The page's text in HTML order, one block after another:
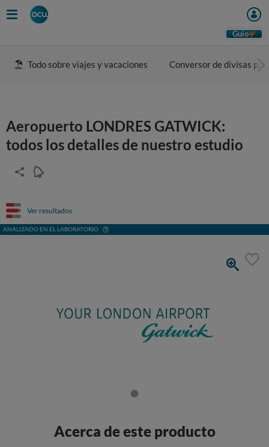
Guio
Todo sobre viajes y vacaciones Conversor de divisas
Aeropuerto LONDRES GATWICK:
todos los detalles de nuestro estudio
Ver resultados
ANALIZADO EN EL LABORATORIO
Acerca de este producto